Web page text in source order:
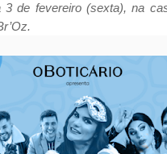
de fevereiro (sexta), na